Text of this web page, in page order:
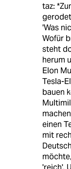
taz:
'Was
Wofür
steht
herum
Elon
Tesla-
bauen
einen
mit